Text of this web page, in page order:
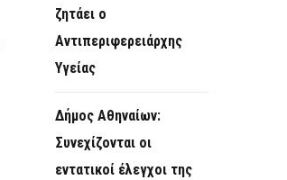
ζητάει ο
Αντιπεριφερειάρχης
Υγείας
Δήμος Αθηναίων:
Συνεχίζονται οι
εντατικοί έλεγχοι της